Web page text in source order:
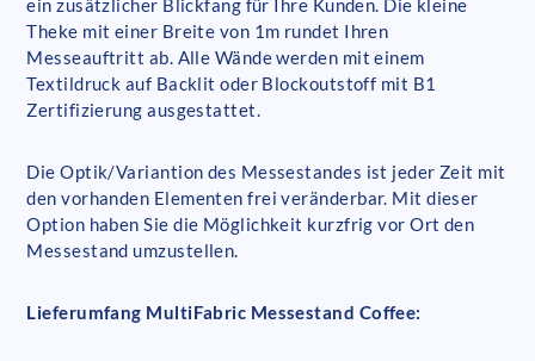
ein zusätzlicher Blickfang für Ihre Kunden. Die kleine
Theke mit einer Breite von 1m rundet Ihren
Messeauftritt ab. Alle Wände werden mit einem
Textildruck auf Backlit oder Blockoutstoff mit B1
Zertifizierung ausgestattet.
Die Optik/Variantion des Messestandes ist jeder Zeit mit
den vorhanden Elementen frei veränderbar. Mit dieser
Option haben Sie die Möglichkeit kurzfrig vor Ort den
Messestand umzustellen.
Lieferumfang MultiFabric Messestand Coffee: